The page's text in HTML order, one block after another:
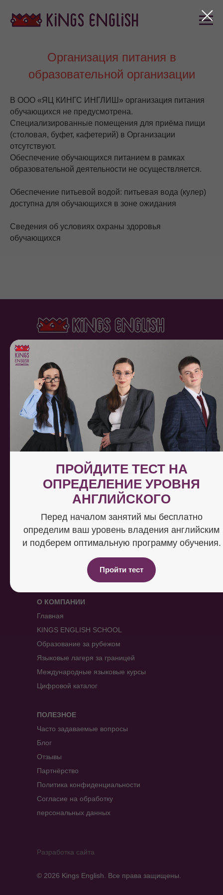
Организация питания в
образовательной организации
В ООО «ЯЦ КИНГС ИНГЛИШ» организация питания
обучающихся не предусмотрена.
Специализированные помещения для приёма пищи
(столовая, буфет, кафетерий) в Организации
отсутствуют.
Обеспечение обучающихся питанием в рамках
образовательной деятельности не осуществляется.
Обеспечение питьевой водой: питьевая вода (кулер)
доступна для обучающихся в зоне ожидания
Сведения об условиях охраны здоровья
обучающихся
О КОМПАНИИ
Главная
KINGS ENGLISH SCHOOL
Образование за рубежом
Языковые лагеря за границей
Международные языковые курсы
Цифровой каталог
ООО «ЯЦ КИНГС
ИНГЛИШ»
ИНН 8602299791
ПОЛЕЗНОЕ
Часто задаваемые вопросы
Блог
Отзывы
Партнёрство
Политика конфиденциальности
Согласие на обработку
персональных данных
+7 (922) 797-23-74
info@kingsenglish.ru
г. Сургут ул. 30 лет Победы 41/1
График работы:
пн-пт: 9:00-20:00, сб-вс 9:00-17:00
Посмотреть на карте
Получайте новости и
статьи первыми
Разработка сайта
© 2026 Kings English. Все права защищены.
ПРОЙДИТЕ ТЕСТ НА
ОПРЕДЕЛЕНИЕ УРОВНЯ
АНГЛИЙСКОГО
Перед началом занятий мы бесплатно
определим ваш уровень владения английским
и подберем оптимальную программу обучения.
Пройти тест